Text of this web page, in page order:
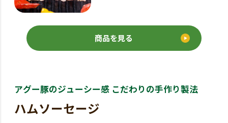
商品を見る
アグー豚のジューシー感 こだわりの手作り製法
ハムソーセージ